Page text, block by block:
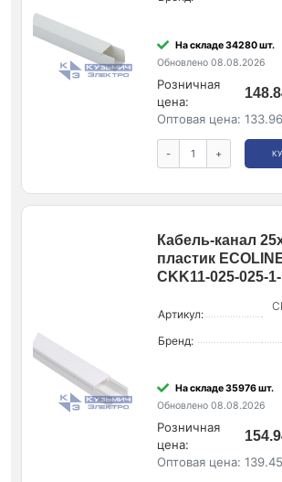
На складе 34280 шт.
Обновлено 08.08.2026
Розничная
цена:
Оптовая цена:
- +
Кабель-канал
пластик
CKK11-025-025-
Артикул:
Бренд:
На складе 35976 шт.
Обновлено 08.08.2026
Розничная
цена:
Оптовая цена: